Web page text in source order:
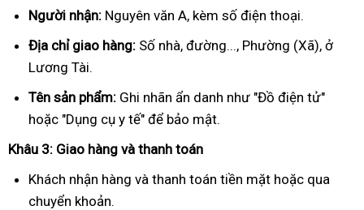
Người nhận: Nguyên văn A, kèm số điện thoại.
Địa chỉ giao hàng: Số nhà, đường..., Phường (Xã), ở
Lương Tài.
Tên sản phẩm: Ghi nhãn ẩn danh như "Đồ điện tử"
hoặc "Dụng cụ y tế" để bảo mật.
Khâu 3: Giao hàng và thanh toán
Khách nhận hàng và thanh toán tiền mặt hoặc qua
chuyển khoản.